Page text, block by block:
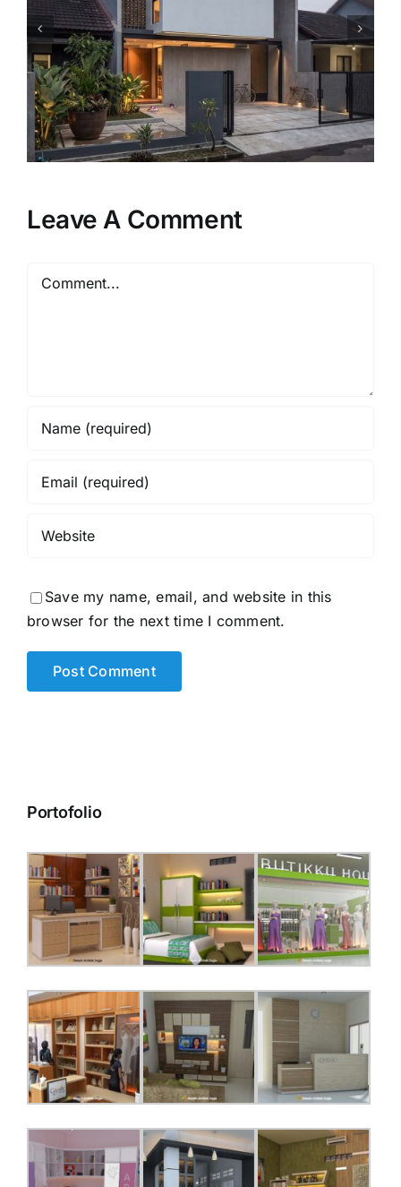
Fungsi Menaikkan Level Rumah
terhadap Jalan: Strategi
Arsitektur untuk Kenyamanan
dan Keamanan Hunian
Leave A Comment
Save my name, email, and website in this
browser for the next time I comment.
Portofolio